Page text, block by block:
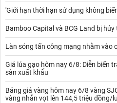
'Giới hạn thời hạn sử dụng không
Bamboo Capital và BCG Land bị
Làn sóng tấn công mạng nhằm vào
Giá lúa gạo hôm nay 6/8: Diễn biến
sàn xuất khẩu
Bảng giá vàng hôm nay 6/8 vàng
vàng nhẫn vọt lên 144,5 triệu đồng/